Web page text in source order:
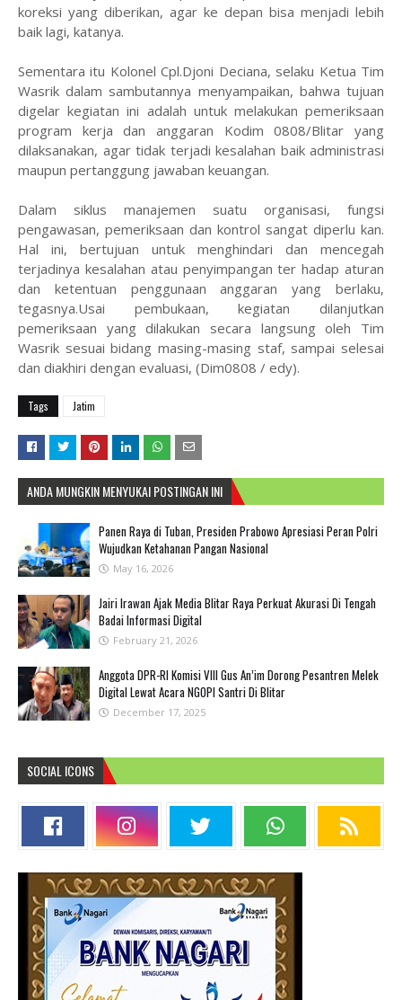
koreksi yang diberikan, agar ke depan bisa menjadi lebih
baik lagi, katanya.
Sementara itu Kolonel Cpl.Djoni Deciana, selaku Ketua Tim
Wasrik dalam sambutannya menyampaikan, bahwa tujuan
digelar kegiatan ini adalah untuk melakukan pemeriksaan
program kerja dan anggaran Kodim 0808/Blitar yang
dilaksanakan, agar tidak terjadi kesalahan baik administrasi
maupun pertanggung jawaban keuangan.
Dalam siklus manajemen suatu organisasi, fungsi
pengawasan, pemeriksaan dan kontrol sangat diperlu kan.
Hal ini, bertujuan untuk menghindari dan mencegah
terjadinya kesalahan atau penyimpangan ter hadap aturan
dan ketentuan penggunaan anggaran yang berlaku,
tegasnya.Usai pembukaan, kegiatan dilanjutkan
pemeriksaan yang dilakukan secara langsung oleh Tim
Wasrik sesuai bidang masing-masing staf, sampai selesai
dan diakhiri dengan evaluasi, (Dim0808 / edy).
Tags Jatim
ANDA MUNGKIN MENYUKAI POSTINGAN INI
Panen Raya di Tuban, Presiden Prabowo Apresiasi Peran Polri
Wujudkan Ketahanan Pangan Nasional
May 16, 2026
Jairi Irawan Ajak Media Blitar Raya Perkuat Akurasi Di Tengah
Badai Informasi Digital
February 21, 2026
Anggota DPR-RI Komisi VIII Gus An’im Dorong Pesantren Melek
Digital Lewat Acara NGOPI Santri Di Blitar
December 17, 2025
SOCIAL ICONS